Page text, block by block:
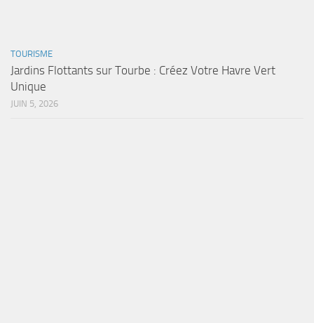
TOURISME
Jardins Flottants sur Tourbe : Créez Votre Havre Vert
Unique
JUIN 5, 2026